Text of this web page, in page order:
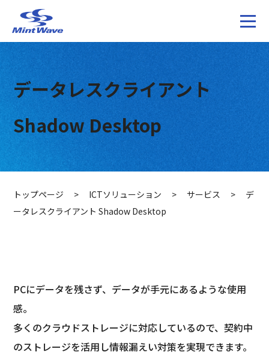
データレスクライアント
Shadow Desktop
トップページ > ICTソリューション > サービス >
デ
ータレスクライアント Shadow Desktop
PCにデータを残さず、データが手元にあるような使用
感。
多くのクラウドストレージに対応しているので、契約中
のストレージを活用し情報漏えい対策を実現できます。